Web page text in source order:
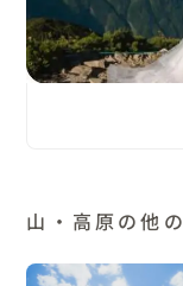
山・高原の他